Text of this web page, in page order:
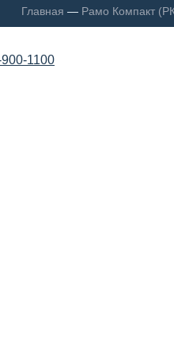
Главная — Рамо Компакт